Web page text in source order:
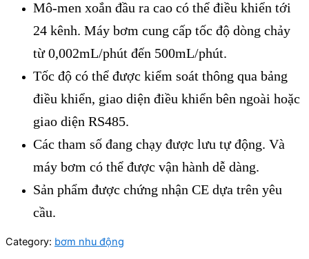
Mô-men xoắn đầu ra cao có thể điều khiển tới
24 kênh. Máy bơm cung cấp tốc độ dòng chảy
từ 0,002mL/phút đến 500mL/phút.
Tốc độ có thể được kiểm soát thông qua bảng
điều khiển, giao diện điều khiển bên ngoài hoặc
giao diện RS485.
Các tham số đang chạy được lưu tự động. Và
máy bơm có thể được vận hành dễ dàng.
Sản phẩm được chứng nhận CE dựa trên yêu
cầu.
Category: bơm nhu động